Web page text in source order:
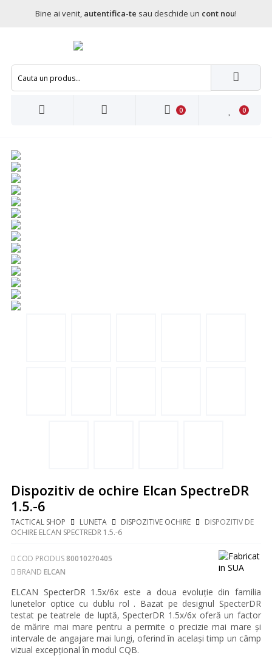
Bine ai venit, autentifica-te sau deschide un cont nou!
0 0
Dispozitiv de ochire Elcan SpectreDR
1.5.-6
TACTICAL SHOP LUNETA DISPOZITIVE OCHIRE
DISPOZITIV DE
OCHIRE ELCAN SPECTREDR 1.5.-6
COD PRODUS800102?0405
BRAND ELCAN
ELCAN SpecterDR 1.5x/6x este a doua evoluție din familia
lunetelor optice cu dublu rol . Bazat pe designul SpecterDR
testat pe teatrele de luptă, SpecterDR 1.5x/6x oferă un factor
de mărire mai mare pentru a permite o precizie mai mare și
intervale de angajare mai lungi, oferind în același timp un câmp
vizual excepțional în modul CQB.